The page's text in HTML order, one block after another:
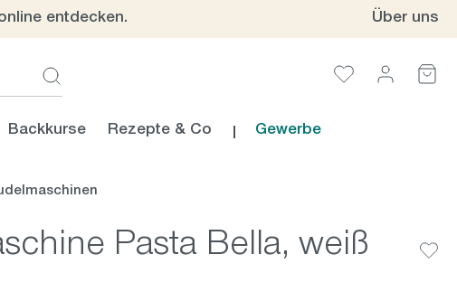
entdecken. Über uns
Backkurse Rezepte & Co Gewerbe
Pasta Bella, weiß